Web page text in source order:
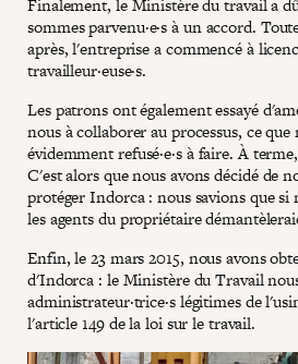
Finalement, le Ministère du travail a
sommes parvenu·e·s à un accord.
après, l'entreprise a commencé à
travailleur·euse·s.
Les patrons ont également essayé
nous à collaborer au processus, ce
évidemment refusé·e·s à faire. À
C'est alors que nous avons décidé de
protéger Indorca : nous savions que si
les agents du propriétaire
Enfin, le 23 mars 2015, nous avons
d'Indorca : le Ministère du Travail
administrateur·trice·s légitimes de
l'article 149 de la loi sur le travail.